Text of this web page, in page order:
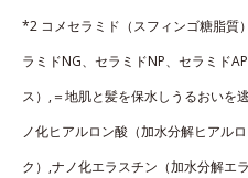
*2 コメセラミド（スフィンゴ糖脂質
ラミドNG、セラミドNP、セラミド
ス）,＝地肌と髪を保水しうるおいを
ノ化ヒアルロン酸（加水分解ヒアル
ク）,ナノ化エラスチン（加水分解エ